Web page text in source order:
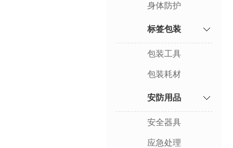
身体防护
标签包装
包装工具
包装耗材
安防用品
安全器具
应急处理